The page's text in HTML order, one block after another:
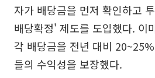
자가 배당금을 먼저 확인하고
배당확정' 제도를 도입했다. 이
각 배당금을 전년 대비
들의 수익성을 보장했다.